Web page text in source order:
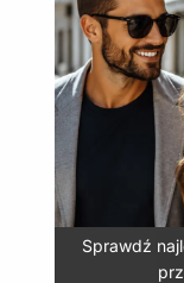
Bizze
Okulary
Sprawdź